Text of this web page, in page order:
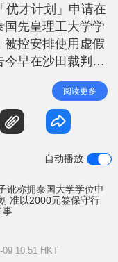
n
n
c
t
r
e
优才计划」申请在
先皇理工大学学
控安排使用虚假
早在沙田裁判法
守行为2年了事。
被告刘碧璇申请，
，报称拥有泰国
本及成绩表。处
阅读更多
自动播放
讹称拥泰国大学学位申
准以2000元签保守行
事
09 10:51 HKT